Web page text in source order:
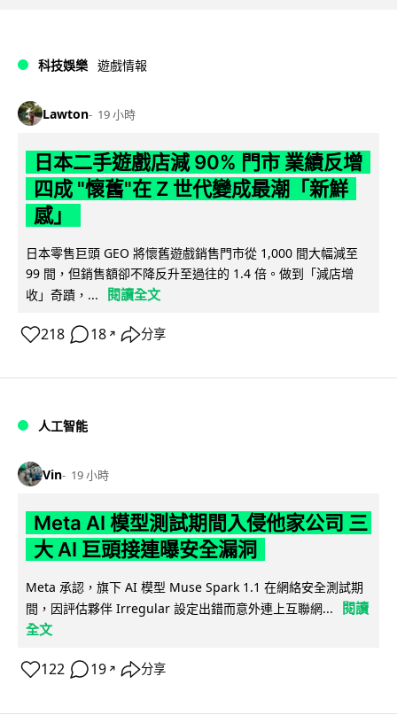
科技娛樂 遊戲情報
Lawton 19 小時
日本二手遊戲店減 90% 門市 業績反增
四成 "懷舊"在 Z 世代變成最潮「新鮮
感」
日本零售巨頭 GEO 將懷舊遊戲銷售門市從 1,000 間大幅減至
99 間，但銷售額卻不降反升至過往的 1.4 倍。做到「減店增
收」奇蹟，...
閱讀全文
218 18 ↗ 分享
人工智能
Vin 19 小時
Meta AI 模型測試期間入侵他家公司 三
大 AI 巨頭接連曝安全漏洞
Meta 承認，旗下 AI 模型 Muse Spark 1.1 在網絡安全測試期
間，因評估夥伴 Irregular 設定出錯而意外連上互聯網...
閱讀
全文
122 19 ↗ 分享